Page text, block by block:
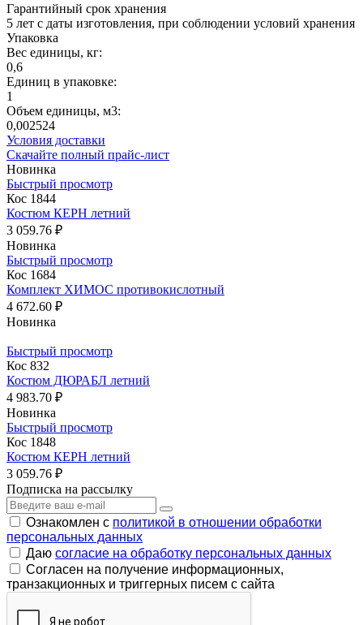
Гарантийный срок хранения
5 лет с даты изготовления, при соблюдении условий хранения
Упаковка
Вес единицы, кг:
0,6
Единиц в упаковке:
1
Объем единицы, м3:
0,002524
Условия доставки
Скачайте полный прайс-лист
Новинка
Быстрый просмотр
Кос 1844
Костюм КЕРН летний
3 059.76 ₽
Новинка
Быстрый просмотр
Кос 1684
Комплект ХИМОС противокислотный
4 672.60 ₽
Новинка
Быстрый просмотр
Кос 832
Костюм ДЮРАБЛ летний
4 983.70 ₽
Новинка
Быстрый просмотр
Кос 1848
Костюм КЕРН летний
3 059.76 ₽
Подписка на рассылку
Ознакомлен с политикой в отношении обработки
персональных данных
Даю согласие на обработку персональных данных
Согласен на получение информационных,
транзакционных и триггерных писем с сайта